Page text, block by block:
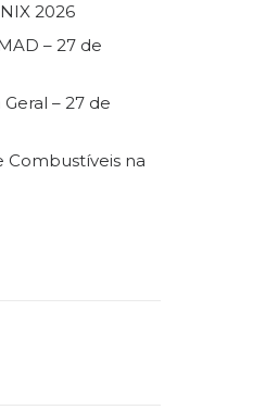
2026
– 27 de
– 27 de
Combustíveis na